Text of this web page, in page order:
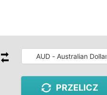
AUD - Australian Dollar
PRZELICZ